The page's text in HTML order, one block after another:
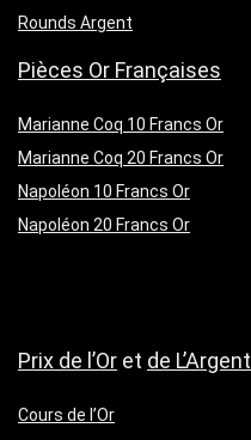
Rounds Argent
Pièces Or Françaises
Marianne Coq 10 Francs Or
Marianne Coq 20 Francs Or
Napoléon 10 Francs Or
Napoléon 20 Francs Or
Prix de l’Or et de L’Argent
Cours de l’Or